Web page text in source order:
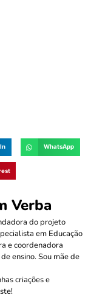
WhatsApp
Verba
do projeto
em Educação
e coordenadora
ensino. Sou mãe de
criações e